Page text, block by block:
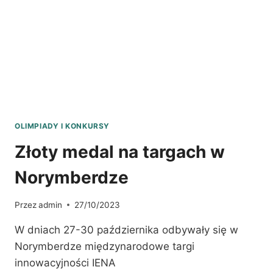
OLIMPIADY I KONKURSY
Złoty medal na targach w
Norymberdze
Przezadmin 27/10/2023
W dniach 27-30 października odbywały się w
Norymberdze międzynarodowe targi
innowacyjności IENA